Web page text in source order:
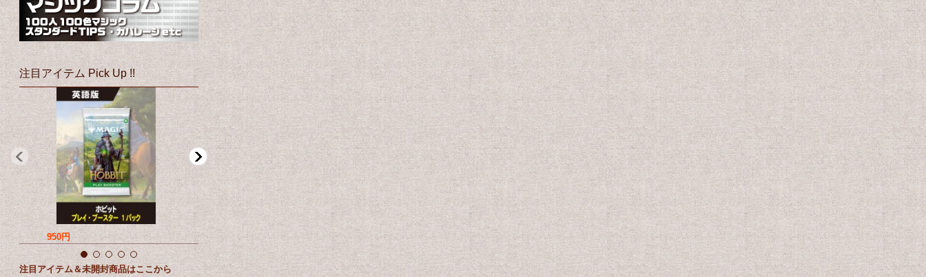
注目アイテム Pick Up !!
950円 760円 会員販売価格 会員販売価格 会員販売価格
注目アイテム＆未開封商品はここから